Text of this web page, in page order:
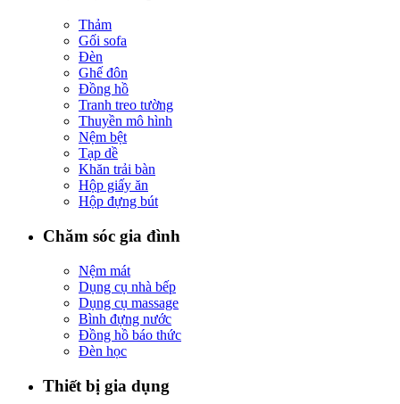
Thảm
Gối sofa
Đèn
Ghế đôn
Đồng hồ
Tranh treo tường
Thuyền mô hình
Nệm bệt
Tạp dề
Khăn trải bàn
Hộp giấy ăn
Hộp đựng bút
Chăm sóc gia đình
Nệm mát
Dụng cụ nhà bếp
Dụng cụ massage
Bình đựng nước
Đồng hồ báo thức
Đèn học
Thiết bị gia dụng